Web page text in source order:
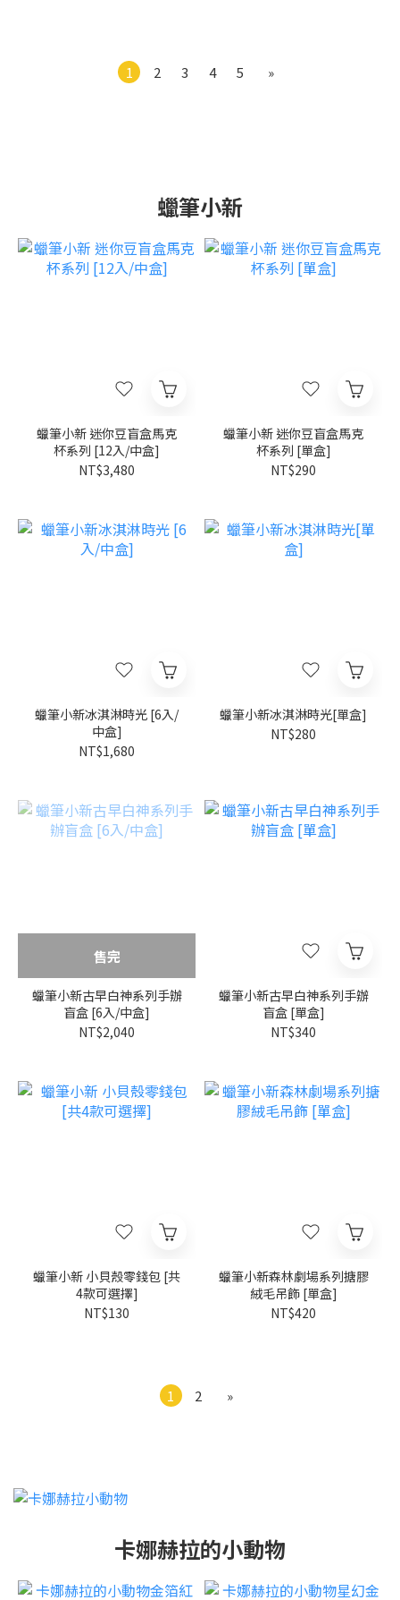
1 2 3 4 5 »
蠟筆小新
蠟筆小新 迷你豆盲盒馬克
杯系列 [12入/中盒]
NT$3,480
蠟筆小新 迷你豆盲盒馬克
杯系列 [單盒]
NT$290
蠟筆小新冰淇淋時光 [6入/
中盒]
NT$1,680
蠟筆小新冰淇淋時光[單盒]
NT$280
售完
蠟筆小新古早白神系列手辦
盲盒 [6入/中盒]
NT$2,040
蠟筆小新古早白神系列手辦
盲盒 [單盒]
NT$340
蠟筆小新 小貝殼零錢包 [共
4款可選擇]
NT$130
蠟筆小新森林劇場系列搪膠
絨毛吊飾 [單盒]
NT$420
1 2 »
卡娜赫拉的小動物